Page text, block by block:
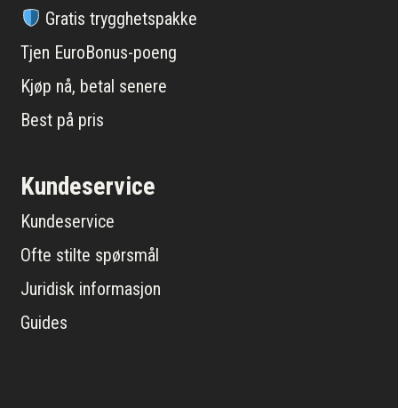
Gratis trygghetspakke
Tjen EuroBonus-poeng
Kjøp nå, betal senere
Best på pris
Kundeservice
Kundeservice
Ofte stilte spørsmål
Juridisk informasjon
Guides